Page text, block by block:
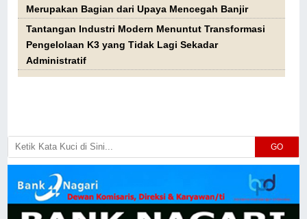
Merupakan Bagian dari Upaya Mencegah Banjir
Tantangan Industri Modern Menuntut Transformasi
Pengelolaan K3 yang Tidak Lagi Sekadar
Administratif
GO